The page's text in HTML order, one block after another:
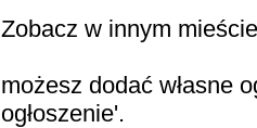
Zobacz w innym
możesz dodać własne
ogłoszenie'.